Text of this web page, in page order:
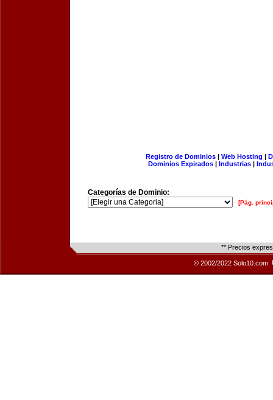
Registro de Dominios| Web Hosting |
Dominios Expirados | Industrias |
Categorías de Dominio:
[Pág.
** Precios
© 2002/2022 Solo10.com